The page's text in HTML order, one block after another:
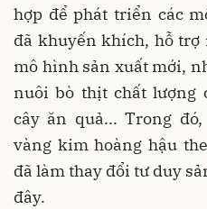
hợp để phát triển các
đã khuyến khích, hỗ trợ
mô hình sản xuất mới,
nuôi bò thịt chất lượng
cây ăn quả... Trong
vàng kim hoàng hậu
đã làm thay đổi tư duy
đây.